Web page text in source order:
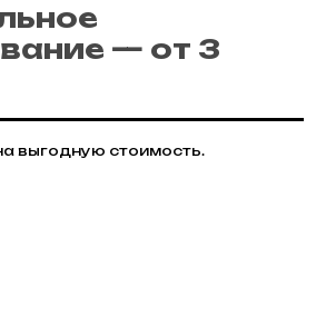
— от 3
выгодную стоимость.